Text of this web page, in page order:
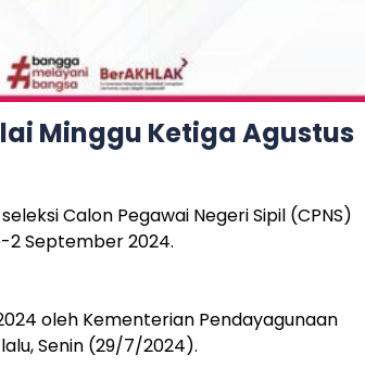
Minggu Ketiga Agustus
Calon Pegawai Negeri Sipil (CPNS)
2 September 2024.
oleh Kementerian Pendayagunaan
Senin (29/7/2024).